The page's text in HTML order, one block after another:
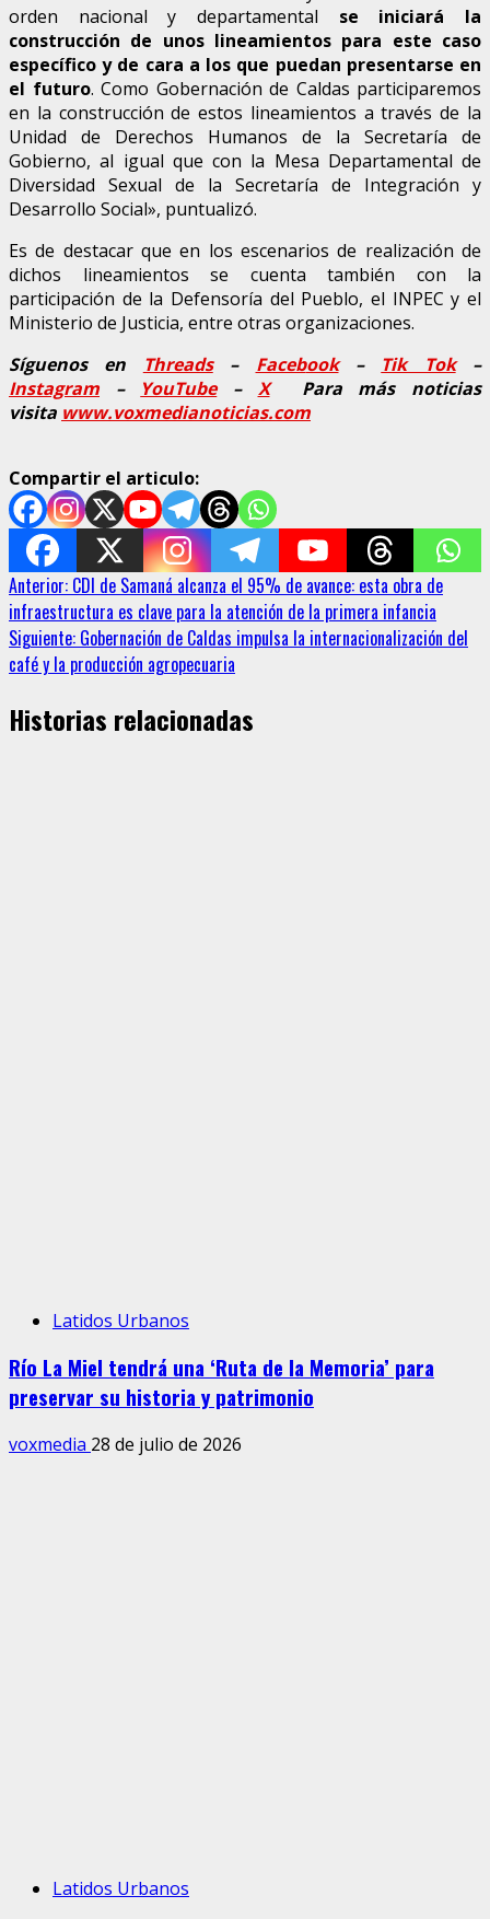
orden nacional y departamental se iniciará la
construcción de unos lineamientos para este caso
específico y de cara a los que puedan presentarse en
el futuro. Como Gobernación de Caldas participaremos
en la construcción de estos lineamientos a través de la
Unidad de Derechos Humanos de la Secretaría de
Gobierno, al igual que con la Mesa Departamental de
Diversidad Sexual de la Secretaría de Integración y
Desarrollo Social», puntualizó.
Es de destacar que en los escenarios de realización de
dichos lineamientos se cuenta también con la
participación de la Defensoría del Pueblo, el INPEC y el
Ministerio de Justicia, entre otras organizaciones.
Síguenos en
Threads– Facebook– Tik Tok–
Instagram – YouTube– XPara más noticias
visita www.voxmedianoticias.com
Compartir el articulo:
Sigue
leyendo
Anterior: CDI de Samaná alcanza el 95% de avance: esta obra de
infraestructura es clave para la atención de la primera infancia
Siguiente: Gobernación de Caldas impulsa la internacionalización del
café y la producción agropecuaria
Historias relacionadas
Latidos Urbanos
Río La Miel tendrá una ‘Ruta de la Memoria’ para
preservar su historia y patrimonio
voxmedia 28 de julio de 2026
Latidos Urbanos